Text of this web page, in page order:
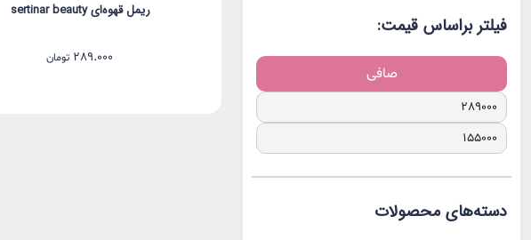
فیلتر براساس قیمت:
صافی
دسته‌های محصولات
ریمل قهوه‌ای sertinar beauty
289.000 تومان